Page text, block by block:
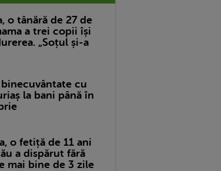
o tânără de 27 de
a trei copii își
„Soțul și-a
cu
la bani până în
o fetiță de 11 ani
a dispărut fără
mai bine de 3 zile